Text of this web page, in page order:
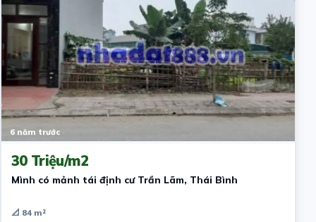
6 năm trước
30 Triệu/m2
Mình có mảnh tái định cư Trần Lãm, Thái Bình
📐 84 m²